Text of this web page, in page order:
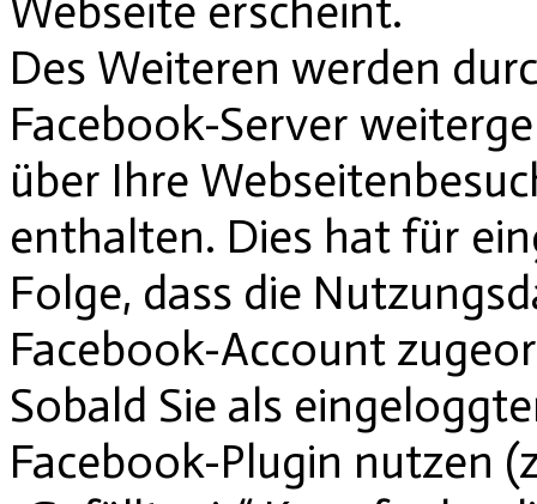
Des Weiteren werden
Facebook-Server
über Ihre
enthalten. Dies hat für
Folge, dass die
Facebook-Account
Sobald Sie als
Facebook-Plugin nutzen